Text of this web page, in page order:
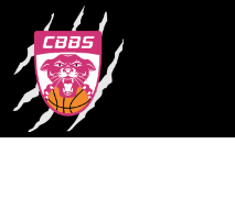
content